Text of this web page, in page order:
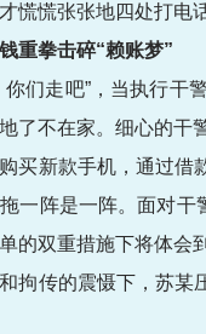
慌慌张张地四处打电
重拳击碎“赖账梦”
你们走吧”，当执行干
了不在家。细心的干
买新款手机，通过
一阵是一阵。面对干
的双重措施下将体会
拘传的震慑下，苏某